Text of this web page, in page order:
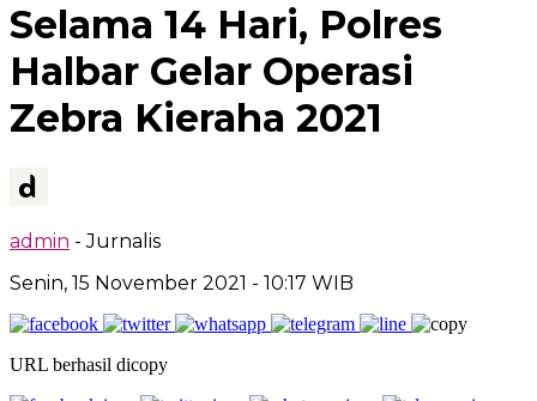
Selama 14 Hari, Polres
Halbar Gelar Operasi
Zebra Kieraha 2021
admin - Jurnalis
Senin, 15 November 2021 - 10:17 WIB
URL berhasil dicopy